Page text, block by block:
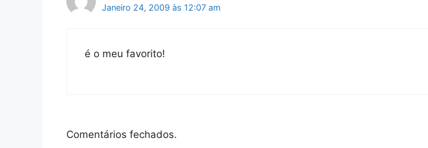
Janeiro 24, 2009 às 12:07 am
é o meu favorito!
Comentários fechados.